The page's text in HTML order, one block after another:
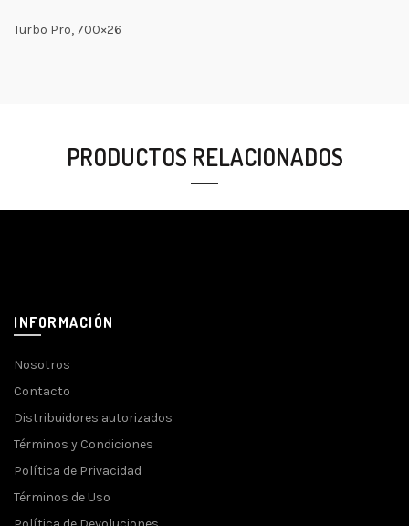
Turbo Pro, 700×26
PRODUCTOS RELACIONADOS
INFORMACIÓN
Nosotros
Contacto
Distribuidores autorizados
Términos y Condiciones
Política de Privacidad
Términos de Uso